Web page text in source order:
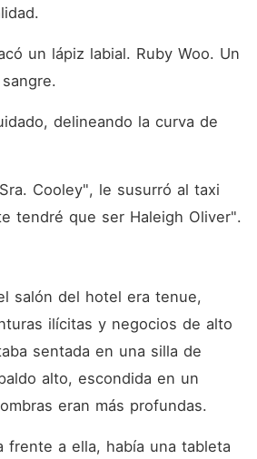
un lápiz labial. Ruby Woo. Un
delineando la curva de
Cooley", le susurró al taxi
tendré que ser Haleigh Oliver".
salón del hotel era tenue,
ilícitas y negocios de alto
sentada en una silla de
alto, escondida en un
eran más profundas.
frente a ella, había una tableta